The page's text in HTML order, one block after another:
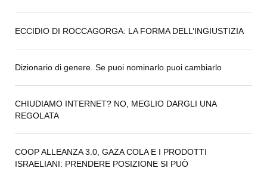
ECCIDIO DI ROCCAGORGA: LA FORMA DELL’INGIUSTIZIA
Dizionario di genere. Se puoi nominarlo puoi cambiarlo
CHIUDIAMO INTERNET? NO, MEGLIO DARGLI UNA
REGOLATA
COOP ALLEANZA 3.0, GAZA COLA E I PRODOTTI
ISRAELIANI: PRENDERE POSIZIONE SI PUÒ